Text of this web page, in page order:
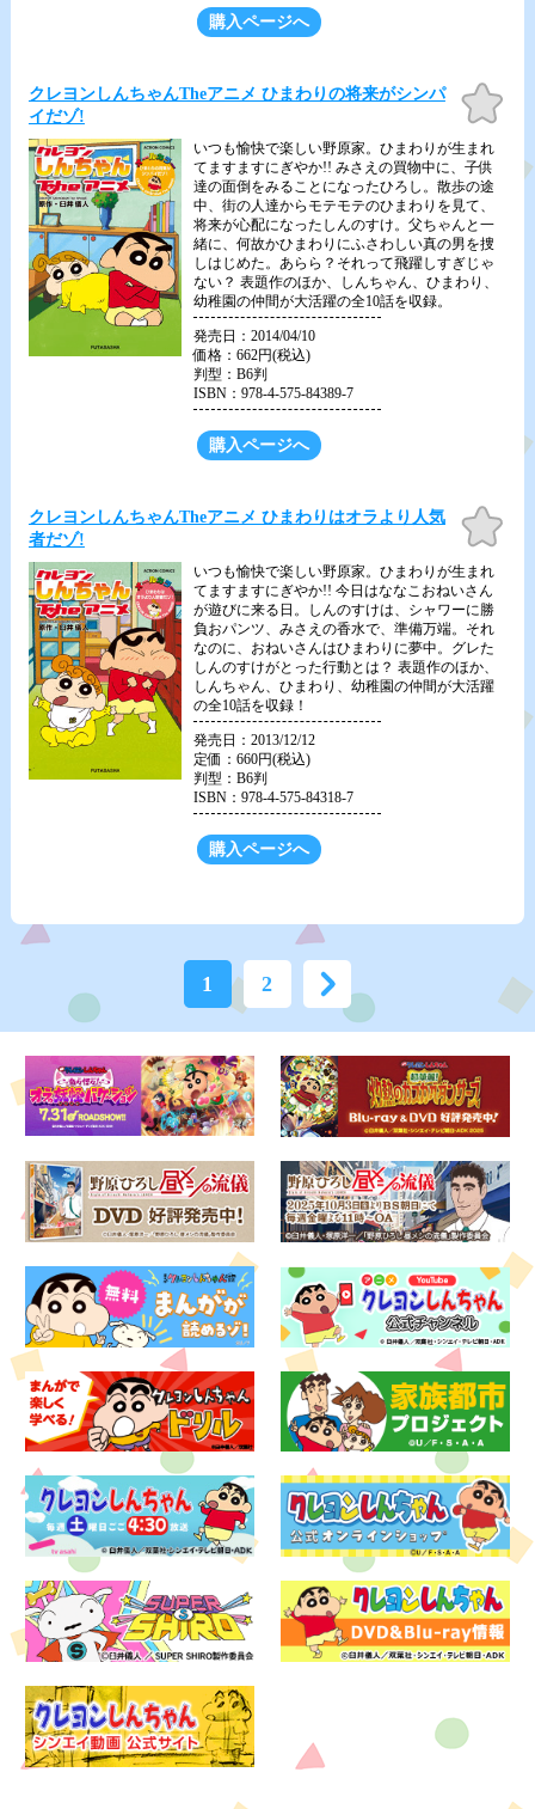
購入ページへ
クレヨンしんちゃんTheアニメ ひまわりの将来がシンパ
イだゾ!
お気
に入
いつも愉快で楽しい野原家。ひまわりが生まれ
てますますにぎやか!! みさえの買物中に、子供
達の面倒をみることになったひろし。散歩の途
中、街の人達からモテモテのひまわりを見て、
将来が心配になったしんのすけ。父ちゃんと一
緒に、何故かひまわりにふさわしい真の男を捜
しはじめた。あらら？それって飛躍しすぎじゃ
ない？ 表題作のほか、しんちゃん、ひまわり、
幼稚園の仲間が大活躍の全10話を収録。
発売日：2014/04/10
価格：662円(税込)
判型：B6判
ISBN：978-4-575-84389-7
購入ページへ
クレヨンしんちゃんTheアニメ ひまわりはオラより人気
者だゾ!
お気
に入
いつも愉快で楽しい野原家。ひまわりが生まれ
てますますにぎやか!! 今日はななこおねいさん
が遊びに来る日。しんのすけは、シャワーに勝
負おパンツ、みさえの香水で、準備万端。それ
なのに、おねいさんはひまわりに夢中。グレた
しんのすけがとった行動とは？ 表題作のほか、
しんちゃん、ひまわり、幼稚園の仲間が大活躍
の全10話を収録！
発売日：2013/12/12
定価：660円(税込)
判型：B6判
ISBN：978-4-575-84318-7
購入ページへ
1 2